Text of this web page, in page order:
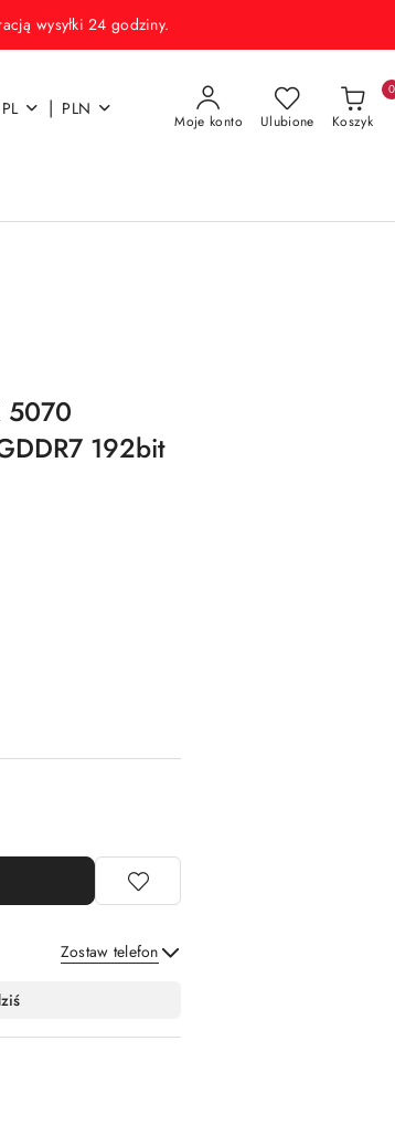
wysyłki 24 godziny.
PL | PLN
Moje konto Ulubione Koszyk
0
5070
192bit
Zostaw telefon